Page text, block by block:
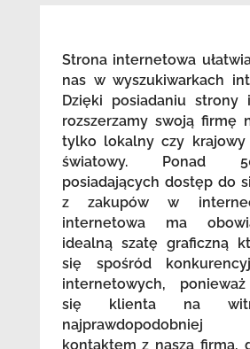
Strona internetowa
nas w wyszukiwarkach
Dzięki posiadaniu strony
rozszerzamy swoją firmę
tylko lokalny czy
światowy. Ponad
posiadających dostęp do
z zakupów w
internetowa ma
idealną szatę graficzną
się spośród
internetowych,
się klienta na
najprawdopodobniej
kontaktem z naszą firmą,